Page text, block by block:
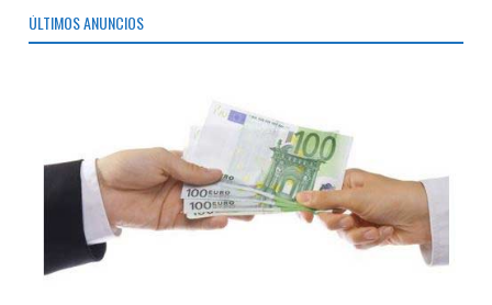
ÚLTIMOS ANUNCIOS